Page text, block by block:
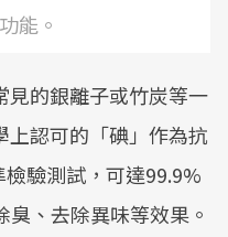
能。
見的銀離子或竹炭等一
上認可的「碘」作為抗
驗測試，可達99.9%
、去除異味等效果。